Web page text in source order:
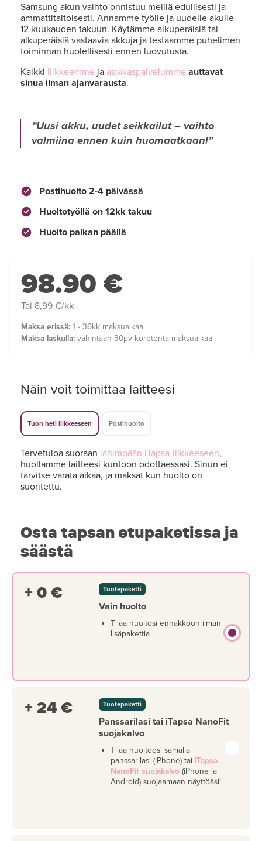
Samsung akun vaihto onnistuu meillä edullisesti ja
ammattitaitoisesti. Annamme työlle ja uudelle akulle
12 kuukauden takuun. Käytämme alkuperäisiä tai
alkuperäisiä vastaavia akkuja ja testaamme puhelimen
toiminnan huolellisesti ennen luovutusta.
Kaikki liikkeemme ja asiakaspalvelumme auttavat
sinua ilman ajanvarausta.
Uusi akku, uudet seikkailut – vaihto
valmiina ennen kuin huomaatkaan!
Postihuolto 2-4 päivässä
Huoltotyöllä on 12kk takuu
Huolto paikan päällä
98.90 €
Tai 8,99 €/kk
Maksa erissä: 1 - 36kk maksuaikaa
Maksa laskulla: vähintään 30pv korotonta maksuaikaa
Näin voit toimittaa laitteesi
Tuon heti liikkeeseen Postihuolto
Tervetuloa suoraan lähimpään iTapsa-liikkeeseen,
huollamme laitteesi kuntoon odottaessasi. Sinun ei
tarvitse varata aikaa, ja maksat kun huolto on
suoritettu.
Osta tapsan etupaketissa ja
säästä
+ 0 € Tuotepaketti
Vain huolto
Tilaa huoltosi ennakkoon ilman
lisäpakettia
+ 24 € Tuotepaketti
Panssarilasi tai iTapsa NanoFit
suojakalvo
Tilaa huoltoosi samalla
panssarilasi (iPhone) tai iTapsa
NanoFit suojakalvo (iPhone ja
Android) suojaamaan näyttöäsi!